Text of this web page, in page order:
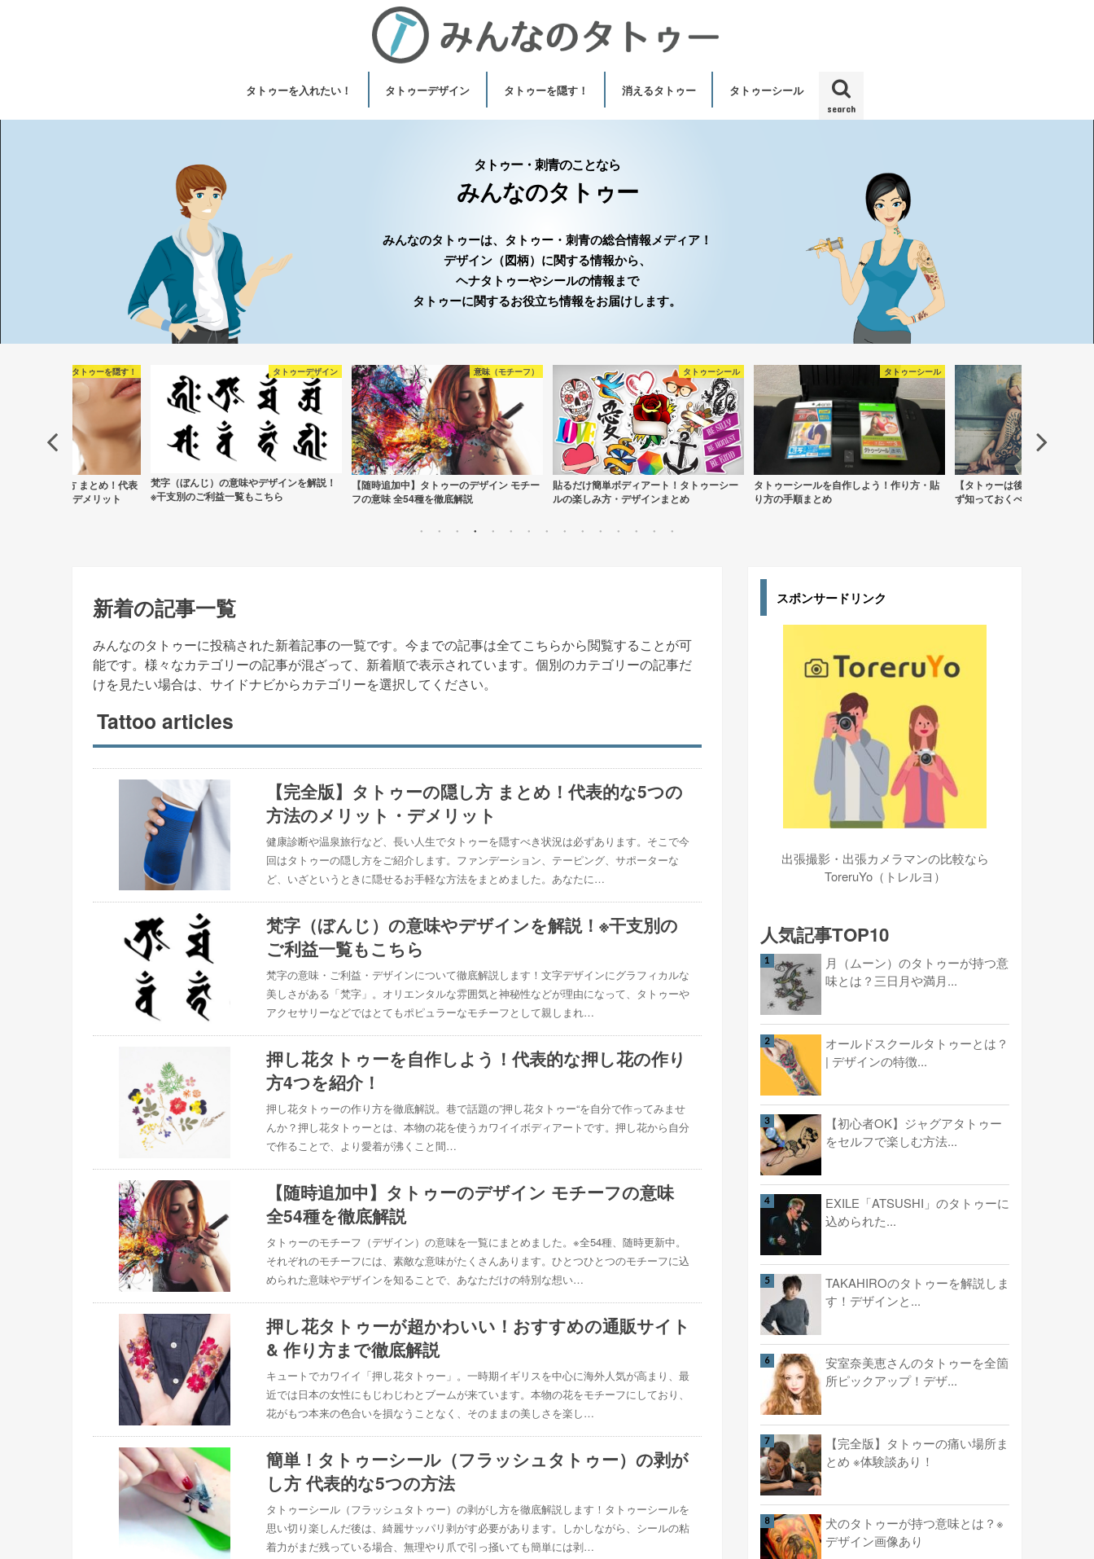
search
タトゥーを入れたい！ タトゥーデザイン
意味（モチーフ）
芸能人のタトゥー
タトゥーを隠す！ 消えるタトゥー
ヘナタトゥー（メヘンディ）
ジャグアタトゥー
タトゥーシール
タトゥー・刺青のことなら
みんなのタトゥー
みんなのタトゥーは、タトゥー・刺青の総合情報メディア！
デザイン（図柄）に関する情報から、
ヘナタトゥーやシールの情報まで
タトゥーに関するお役立ち情報をお届けします。
タトゥーを隠す！
トゥーの隠し方 まとめ！代表
法のメリット・デメリット
タトゥーデザイン
梵字（ぼんじ）の意味やデザインを解説！
※干支別のご利益一覧もこちら
意味（モチーフ）
【随時追加中】タトゥーのデザイン モチー
フの意味 全54種を徹底解説
タトゥーシール
貼るだけ簡単ボディアート！タトゥーシー
ルの楽しみ方・デザインまとめ
タトゥーシール
タトゥーシールを自作しよう！作り方・貼
り方の手順まとめ
【タトゥーは後悔しない？】
ず知っておくべきこと
新着の記事一覧
みんなのタトゥーに投稿された新着記事の一覧です。今までの記事は全てこちらから閲覧することが可
能です。様々なカテゴリーの記事が混ざって、新着順で表示されています。個別のカテゴリーの記事だ
けを見たい場合は、サイドナビからカテゴリーを選択してください。
Tattoo articles
【完全版】タトゥーの隠し方 まとめ！代表的な5つの
方法のメリット・デメリット
健康診断や温泉旅行など、長い人生でタトゥーを隠すべき状況は必ずあります。そこで今
回はタトゥーの隠し方をご紹介します。ファンデーション、テーピング、サポーターな
ど、いざというときに隠せるお手軽な方法をまとめました。あなたに…
梵字（ぼんじ）の意味やデザインを解説！※干支別の
ご利益一覧もこちら
梵字の意味・ご利益・デザインについて徹底解説します！文字デザインにグラフィカルな
美しさがある「梵字」。オリエンタルな雰囲気と神秘性などが理由になって、タトゥーや
アクセサリーなどではとてもポピュラーなモチーフとして親しまれ…
押し花タトゥーを自作しよう！代表的な押し花の作り
方4つを紹介！
押し花タトゥーの作り方を徹底解説。巷で話題の”押し花タトゥー“を自分で作ってみませ
んか？押し花タトゥーとは、本物の花を使うカワイイボディアートです。押し花から自分
で作ることで、より愛着が沸くこと間…
【随時追加中】タトゥーのデザイン モチーフの意味
全54種を徹底解説
タトゥーのモチーフ（デザイン）の意味を一覧にまとめました。※全54種、随時更新中。
それぞれのモチーフには、素敵な意味がたくさんあります。ひとつひとつのモチーフに込
められた意味やデザインを知ることで、あなただけの特別な想い…
押し花タトゥーが超かわいい！おすすめの通販サイト
& 作り方まで徹底解説
キュートでカワイイ「押し花タトゥー」。一時期イギリスを中心に海外人気が高まり、最
近では日本の女性にもじわじわとブームが来ています。本物の花をモチーフにしており、
花がもつ本来の色合いを損なうことなく、そのままの美しさを楽し…
簡単！タトゥーシール（フラッシュタトゥー）の剥が
し方 代表的な5つの方法
タトゥーシール（フラッシュタトゥー）の剥がし方を徹底解説します！タトゥーシールを
思い切り楽しんだ後は、綺麗サッパリ剥がす必要があります。しかしながら、シールの粘
着力がまだ残っている場合、無理やり爪で引っ掻いても簡単には剥…
スポンサードリンク
出張撮影・出張カメラマンの比較なら
ToreruYo（トレルヨ）
人気記事TOP10
月（ムーン）のタトゥーが持つ意
味とは？三日月や満月...
オールドスクールタトゥーとは？
| デザインの特徴...
【初心者OK】ジャグアタトゥー
をセルフで楽しむ方法...
EXILE「ATSUSHI」のタトゥーに
込められた...
TAKAHIROのタトゥーを解説しま
す！デザインと...
安室奈美恵さんのタトゥーを全箇
所ピックアップ！デザ...
【完全版】タトゥーの痛い場所ま
とめ ※体験談あり！
犬のタトゥーが持つ意味とは？※
デザイン画像あり